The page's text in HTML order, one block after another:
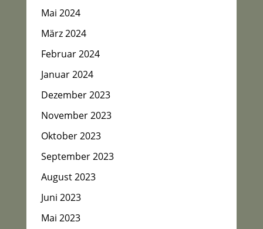
Mai 2024
März 2024
Februar 2024
Januar 2024
Dezember 2023
November 2023
Oktober 2023
September 2023
August 2023
Juni 2023
Mai 2023